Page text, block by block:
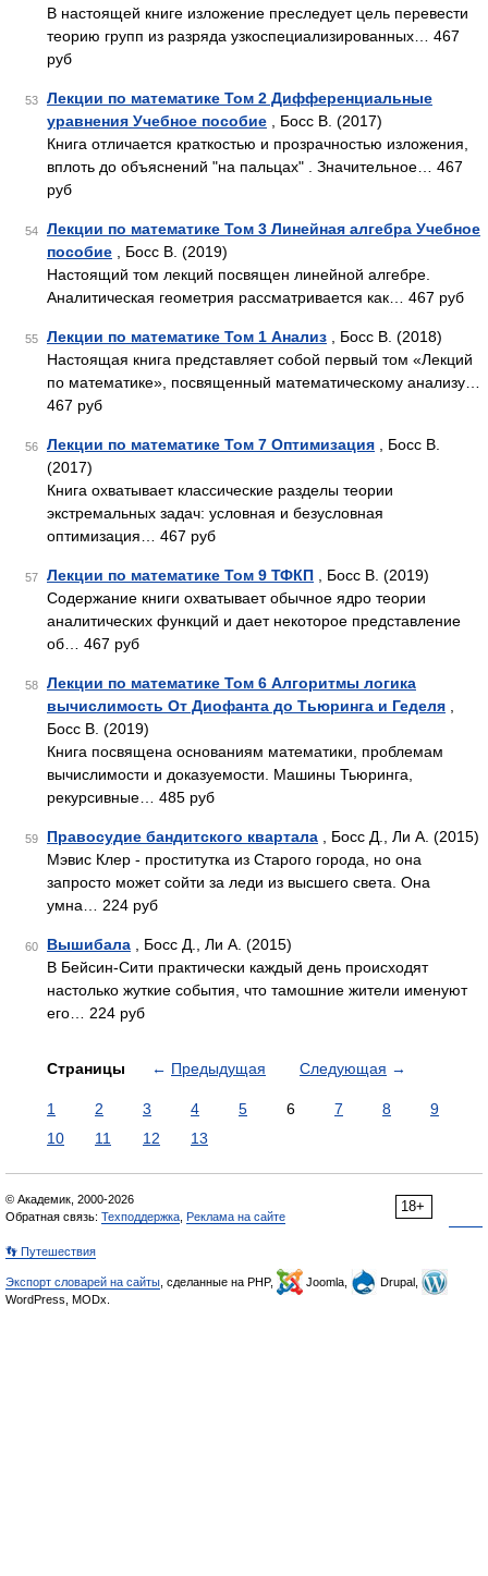
В настоящей книге изложение преследует цель перевести
теорию групп из разряда узкоспециализированных… 467
руб
53
Лекции по математике Том 2 Дифференциальные
уравнения Учебное пособие , Босс В. (2017)
Книга отличается краткостью и прозрачностью изложения,
вплоть до объяснений "на пальцах" . Значительное… 467
руб
54
Лекции по математике Том 3 Линейная алгебра Учебное
пособие , Босс В. (2019)
Настоящий том лекций посвящен линейной алгебре.
Аналитическая геометрия рассматривается как… 467 руб
55 Лекции по математике Том 1 Анализ , Босс В. (2018)
Настоящая книга представляет собой первый том «Лекций
по математике», посвященный математическому анализу…
467 руб
56 Лекции по математике Том 7 Оптимизация , Босс В.
(2017)
Книга охватывает классические разделы теории
экстремальных задач: условная и безусловная
оптимизация… 467 руб
57 Лекции по математике Том 9 ТФКП , Босс В. (2019)
Содержание книги охватывает обычное ядро теории
аналитических функций и дает некоторое представление
об… 467 руб
58
Лекции по математике Том 6 Алгоритмы логика
вычислимость От Диофанта до Тьюринга и Геделя
Босс В. (2019)
Книга посвящена основаниям математики, проблемам
вычислимости и доказуемости. Машины Тьюринга,
рекурсивные… 485 руб
59 Правосудие бандитского квартала , Босс Д., Ли А. (2015)
Мэвис Клер - проститутка из Старого города, но она
запросто может сойти за леди из высшего света. Она
умна… 224 руб
60 Вышибала , Босс Д., Ли А. (2015)
В Бейсин-Сити практически каждый день происходят
настолько жуткие события, что тамошние жители именуют
его… 224 руб
Страницы ← Предыдущая Следующая →
1 2 3 4 5 6 7 8
9
10
11 12 13
18+
© Академик, 2000-2026
Обратная связь: Техподдержка Реклама на сайте
👣 Путешествия
Экспорт словарей на сайты , сделанные на PHP, Joomla,
Drupal,
WordPress, MODx.